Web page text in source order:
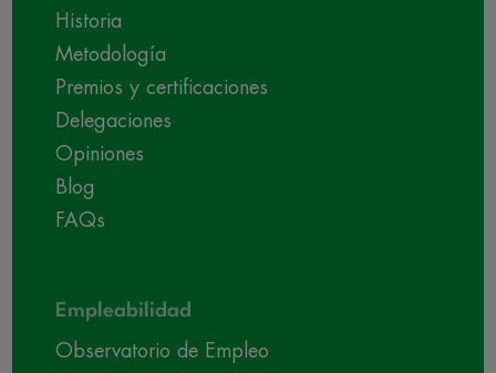
Historia
Metodología
Premios y certificaciones
Delegaciones
Opiniones
Blog
FAQs
Empleabilidad
Observatorio de Empleo